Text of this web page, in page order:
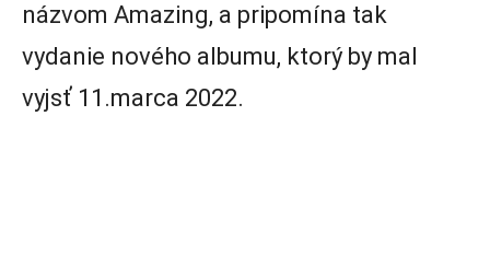
názvom Amazing, a pripomína tak
vydanie nového albumu, ktorý by mal
vyjsť 11.marca 2022.